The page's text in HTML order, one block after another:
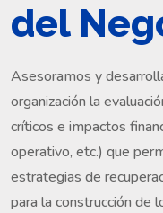
del
Asesoramos y
organización la
críticos e impactos
operativo, etc.) que
estrategias de
para la construcción de